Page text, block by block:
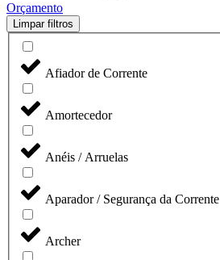
Orçamento
Limpar filtros
Afiador de Corrente
Amortecedor
Anéis / Arruelas
Aparador / Segurança da Corrente
Archer